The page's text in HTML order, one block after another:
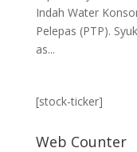
Indah Water
Pelepas (PTP).
as...
[stock-ticker]
Web Counter